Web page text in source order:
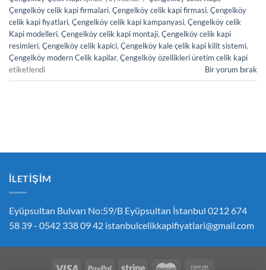
Çengelköy celik kapi firmalari, Çengelköy celik kapi firmasi, Çengelköy
celik kapi fiyatlari, Çengelköy celik kapi kampanyasi, Çengelköy celik
Kapi modelleri, Çengelköy celik kapi montaji, Çengelköy celik kapi
resimleri, Çengelköy celik kapici, Çengelköy kale çelik kapi kilit sistemi,
Çengelköy modern Celik kapilar, Çengelköy özellikleri üretim celik kapi
etiketlendi
Bir yorum bırak
İLETIŞIM
Eyüpsultan Bulvarı No:59/B Eyüpsultan İstanbul 0212 674
58 39 - 0542 338 09 42 istanbulcelikkapifiyatlari@gmail.com